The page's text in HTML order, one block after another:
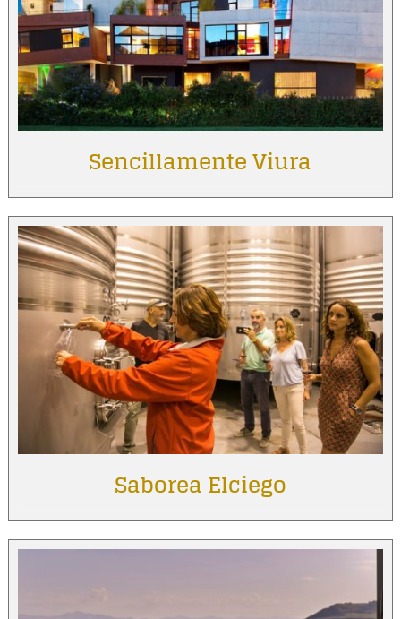
Sencillamente Viura
Saborea Elciego